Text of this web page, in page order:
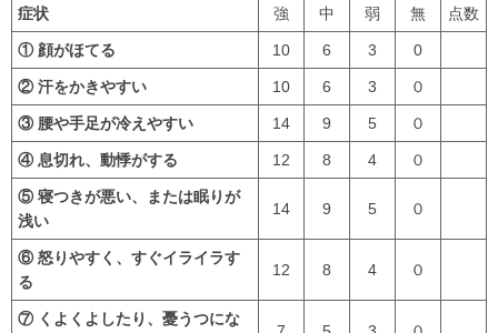
症状 強 中 弱 無 点数
① 顔がほてる 10 6 3 0
② 汗をかきやすい 10 6 3 ０
③ 腰や手足が冷えやすい 14 9 5 ０
④ 息切れ、動悸がする 12 8 4 ０
⑤ 寝つきが悪い、または眠りが
浅い
14 9 5 ０
⑥ 怒りやすく、すぐイライラす
る
12 8 4 ０
⑦ くよくよしたり、憂うつにな